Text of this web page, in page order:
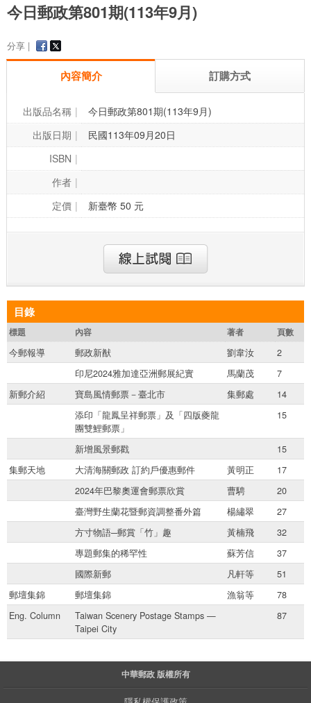
今日郵政第801期(113年9月)
分享 |
內容簡介 訂購方式
出版品名稱
今日郵政第801期(113年9月)
出版日期
民國113年09月20日
ISBN
作者
定價
新臺幣 50 元
目錄
標題 內容 著者 頁數
今郵報導 郵政新猷 劉韋汝
2
印尼2024雅加達亞洲郵展紀實
馬蘭茂
7
新郵介紹
寶島風情郵票－臺北市 集郵處
14
添印「龍鳳呈祥郵票」及「四版夔龍
團雙鯉郵票」
15
新增風景郵戳
15
集郵天地
大清海關郵政 訂約戶優惠郵件 黃明正
17
2024年巴黎奧運會郵票欣賞
曹騁
20
臺灣野生蘭花暨郵資調整番外篇
楊繡翠
27
方寸物語─郵賞「竹」趣
黃楠飛
32
專題郵集的稀罕性
蘇芳信
37
國際新郵
凡軒等
51
郵壇集錦
郵壇集錦 漁翁等
78
Eng. Column
Taiwan Scenery Postage Stamps —
Taipei City
87
中華郵政 版權所有